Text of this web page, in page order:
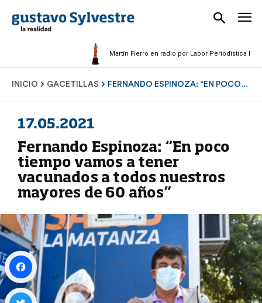
Martín Fierro en radio por Labor Periodística
INICIO GACETILLAS FERNANDO ESPINOZA: “EN POCO...
17.05.2021
Fernando Espinoza: “En poco
tiempo vamos a tener
vacunados a todos nuestros
mayores de 60 años”
Facebook